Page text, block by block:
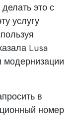
это с
услугу
Lusa
в
номер